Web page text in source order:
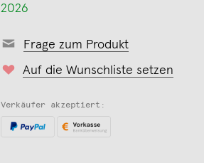
2026
Frage zum Produkt
Auf die Wunschliste setzen
Verkäufer akzeptiert: